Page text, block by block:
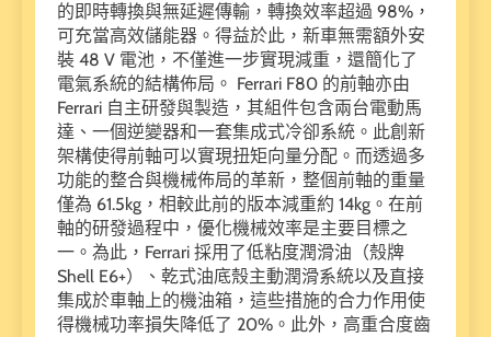
的即時轉換與無延遲傳輸，轉換效率超過 98%，
可充當高效儲能器。得益於此，新車無需額外安
裝 48 V 電池，不僅進一步實現減重，還簡化了
電氣系統的結構佈局。 Ferrari F80 的前軸亦由
Ferrari 自主研發與製造，其組件包含兩台電動馬
達、一個逆變器和一套集成式冷卻系統。此創新
架構使得前軸可以實現扭矩向量分配。而透過多
功能的整合與機械佈局的革新，整個前軸的重量
僅為 61.5kg，相較此前的版本減重約 14kg。在前
軸的研發過程中，優化機械效率是主要目標之
一。為此，Ferrari 採用了低粘度潤滑油（殼牌
Shell E6+）、乾式油底殼主動潤滑系統以及直接
集成於車軸上的機油箱，這些措施的合力作用使
得機械功率損失降低了 20%。此外，高重合度齒